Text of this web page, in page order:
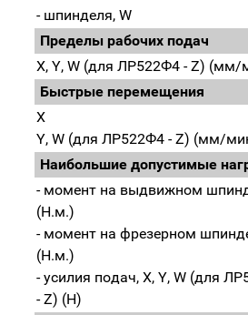
- шпинделя, W
Пределы рабочих подач
X, Y, W (для ЛР522Ф4 - Z) (мм/
Быстрые перемещения
X
Y, W (для ЛР522Ф4 - Z) (мм/
Наибольшие допустимые
- момент на выдвижном
(Н.м.)
- момент на фрезерном
(Н.м.)
- усилия подач, X, Y, W (для
- Z) (H)